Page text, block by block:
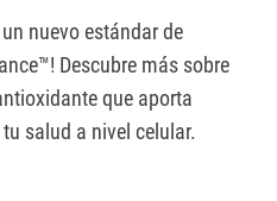
nuevo estándar de
Descubre más sobre
que aporta
salud a nivel celular.